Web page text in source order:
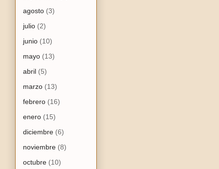
agosto (3)
julio (2)
junio (10)
mayo (13)
abril (5)
marzo (13)
febrero (16)
enero (15)
diciembre (6)
noviembre (8)
octubre (10)